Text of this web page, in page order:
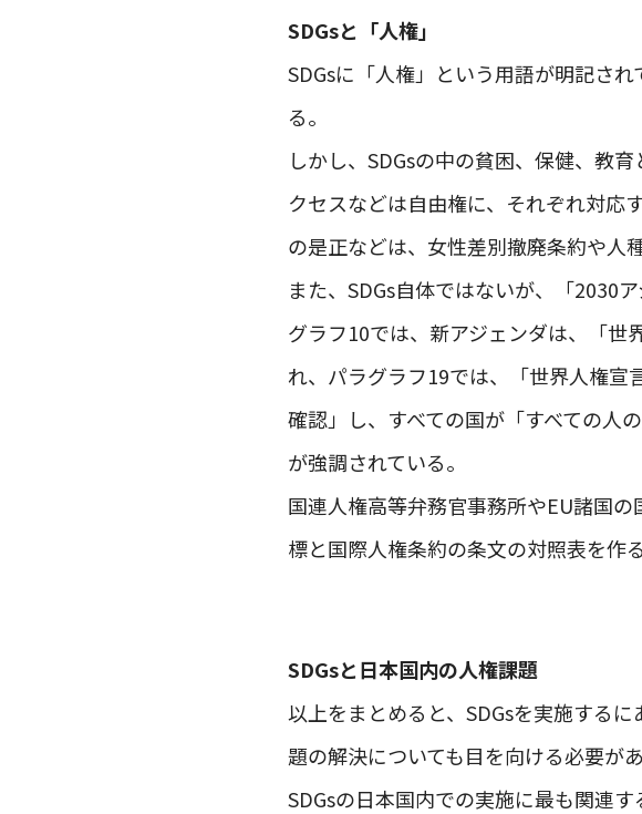
SDGsと「人権」
SDGsに「人権」という用語が明記さ
る。
しかし、SDGsの中の貧困、保健、教
クセスなどは自由権に、それぞれ対応
の是正などは、女性差別撤廃条約や人
また、SDGs自体ではないが、「2030
グラフ10では、新アジェンダは、「
れ、パラグラフ19では、「世界人権宣
確認」し、すべての国が「すべての人
が強調されている。
国連人権高等弁務官事務所やEU諸国
標と国際人権条約の条文の対照表を作
SDGsと日本国内の人権課題
以上をまとめると、SDGsを実施する
題の解決についても目を向ける必要が
SDGsの日本国内での実施に最も関連